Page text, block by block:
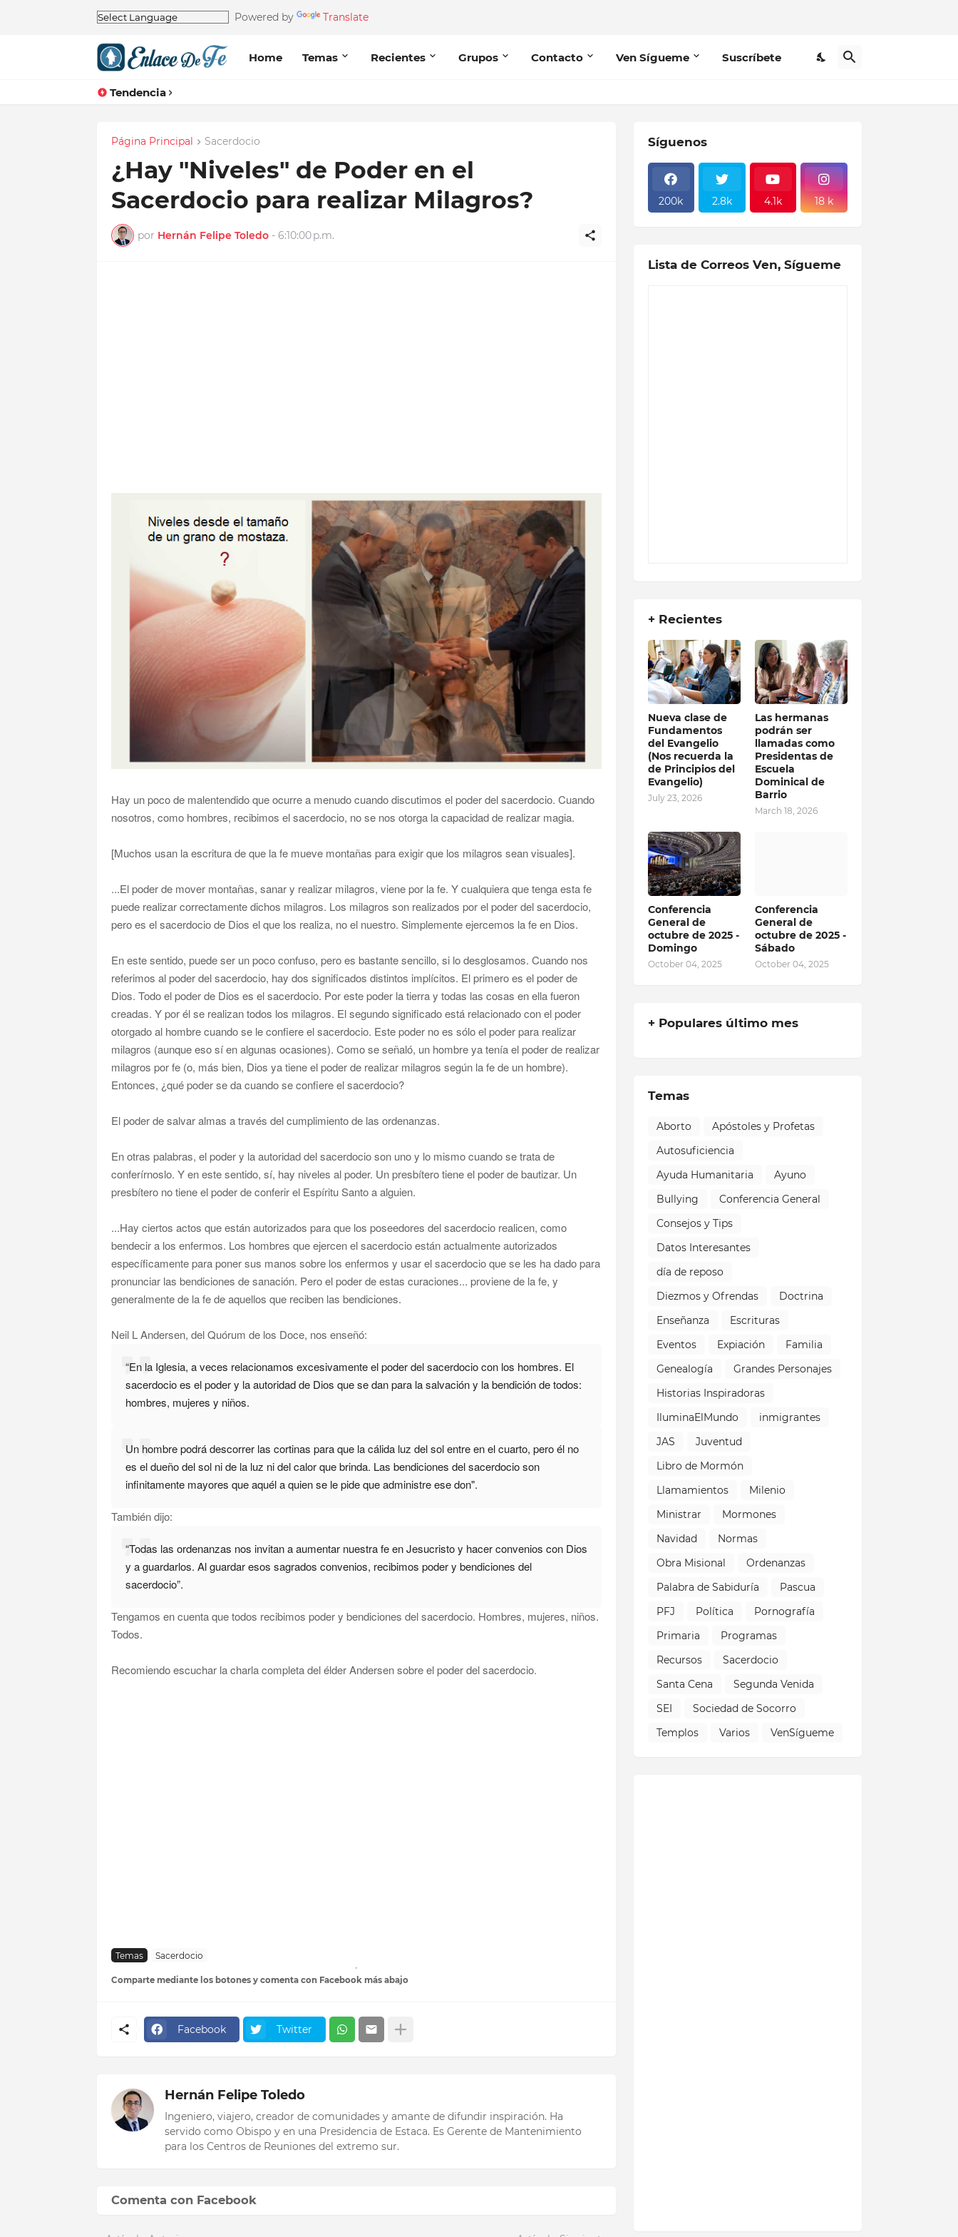
Powered by Translate
Home Temas Recientes Grupos Contacto Ven Sígueme Suscríbete
Tendencia
Página Principal Sacerdocio
¿Hay "Niveles" de Poder en el
Sacerdocio para realizar Milagros?
por Hernán Felipe Toledo - 6:10:00 p.m.
Hay un poco de malentendido que ocurre a menudo cuando discutimos el poder del sacerdocio. Cuando
nosotros, como hombres, recibimos el sacerdocio, no se nos otorga la capacidad de realizar magia.
[Muchos usan la escritura de que la fe mueve montañas para exigir que los milagros sean visuales].
...El poder de mover montañas, sanar y realizar milagros, viene por la fe. Y cualquiera que tenga esta fe
puede realizar correctamente dichos milagros. Los milagros son realizados por el poder del sacerdocio,
pero es el sacerdocio de Dios el que los realiza, no el nuestro. Simplemente ejercemos la fe en Dios.
En este sentido, puede ser un poco confuso, pero es bastante sencillo, si lo desglosamos. Cuando nos
referimos al poder del sacerdocio, hay dos significados distintos implícitos. El primero es el poder de
Dios. Todo el poder de Dios es el sacerdocio. Por este poder la tierra y todas las cosas en ella fueron
creadas. Y por él se realizan todos los milagros. El segundo significado está relacionado con el poder
otorgado al hombre cuando se le confiere el sacerdocio. Este poder no es sólo el poder para realizar
milagros (aunque eso sí en algunas ocasiones). Como se señaló, un hombre ya tenía el poder de realizar
milagros por fe (o, más bien, Dios ya tiene el poder de realizar milagros según la fe de un hombre).
Entonces, ¿qué poder se da cuando se confiere el sacerdocio?
El poder de salvar almas a través del cumplimiento de las ordenanzas.
En otras palabras, el poder y la autoridad del sacerdocio son uno y lo mismo cuando se trata de
conferírnoslo. Y en este sentido, sí, hay niveles al poder. Un presbítero tiene el poder de bautizar. Un
presbítero no tiene el poder de conferir el Espíritu Santo a alguien.
...Hay ciertos actos que están autorizados para que los poseedores del sacerdocio realicen, como
bendecir a los enfermos. Los hombres que ejercen el sacerdocio están actualmente autorizados
específicamente para poner sus manos sobre los enfermos y usar el sacerdocio que se les ha dado para
pronunciar las bendiciones de sanación. Pero el poder de estas curaciones... proviene de la fe, y
generalmente de la fe de aquellos que reciben las bendiciones.
Neil L Andersen, del Quórum de los Doce, nos enseñó:
“En la Iglesia, a veces relacionamos excesivamente el poder del sacerdocio con los hombres. El
sacerdocio es el poder y la autoridad de Dios que se dan para la salvación y la bendición de todos:
hombres, mujeres y niños.
Un hombre podrá descorrer las cortinas para que la cálida luz del sol entre en el cuarto, pero él no
es el dueño del sol ni de la luz ni del calor que brinda. Las bendiciones del sacerdocio son
infinitamente mayores que aquél a quien se le pide que administre ese don".
También dijo:
“Todas las ordenanzas nos invitan a aumentar nuestra fe en Jesucristo y hacer convenios con Dios
y a guardarlos. Al guardar esos sagrados convenios, recibimos poder y bendiciones del
sacerdocio”.
Tengamos en cuenta que todos recibimos poder y bendiciones del sacerdocio. Hombres, mujeres, niños.
Todos.
Recomiendo escuchar la charla completa del élder Andersen sobre el poder del sacerdocio.
Temas Sacerdocio
Comparte mediante los botones y comenta con Facebook más abajo
Facebook Twitter
Hernán Felipe Toledo
Ingeniero, viajero, creador de comunidades y amante de difundir inspiración. Ha
servido como Obispo y en una Presidencia de Estaca. Es Gerente de Mantenimiento
para los Centros de Reuniones del extremo sur.
Comenta con Facebook
Síguenos
200k 2.8k 4.1k 18 k
Lista de Correos Ven, Sígueme
+ Recientes
Nueva clase de
Fundamentos
del Evangelio
(Nos recuerda la
de Principios del
Evangelio)
July 23, 2026
Las hermanas
podrán ser
llamadas como
Presidentas de
Escuela
Dominical de
Barrio
March 18, 2026
Conferencia
General de
octubre de 2025 -
Domingo
October 04, 2025
Conferencia
General de
octubre de 2025 -
Sábado
October 04, 2025
+ Populares último mes
Temas
Aborto
Apóstoles y Profetas
Autosuficiencia
Ayuda Humanitaria
Ayuno
Bullying
Conferencia General
Consejos y Tips
Datos Interesantes
día de reposo
Diezmos y Ofrendas
Doctrina
Enseñanza
Escrituras
Eventos
Expiación
Familia
Genealogía
Grandes Personajes
Historias Inspiradoras
IluminaElMundo
inmigrantes
JAS
Juventud
Libro de Mormón
Llamamientos
Milenio
Ministrar
Mormones
Navidad
Normas
Obra Misional
Ordenanzas
Palabra de Sabiduría
Pascua
PFJ
Política
Pornografía
Primaria
Programas
Recursos
Sacerdocio
Santa Cena
Segunda Venida
SEI
Sociedad de Socorro
Templos
Varios VenSígueme